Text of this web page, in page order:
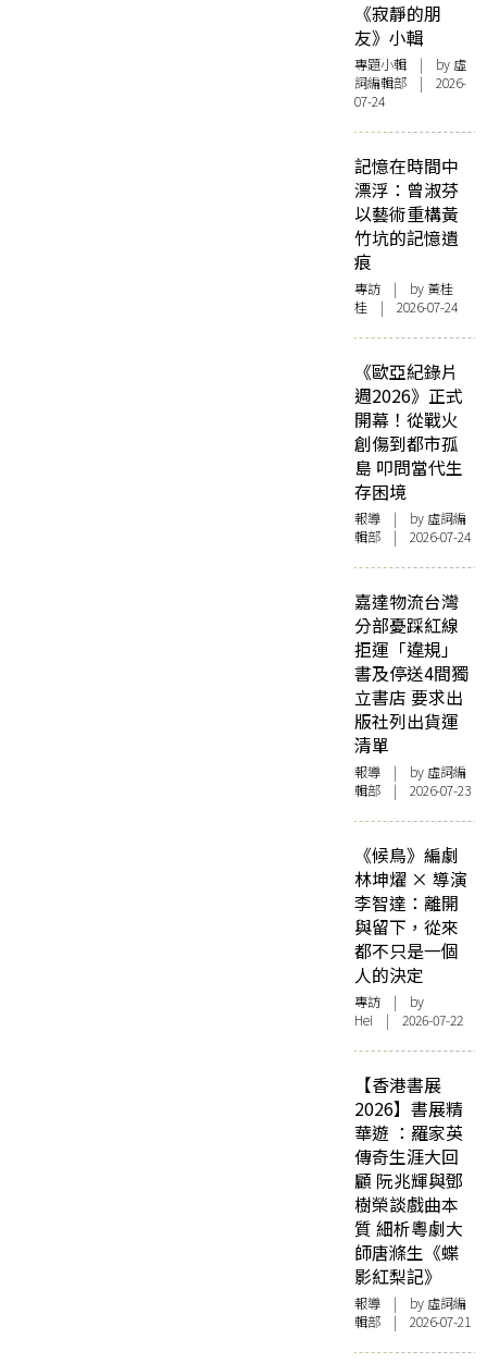
《寂靜的朋
友》小輯
專題小輯 | by 虛
詞編輯部 | 2026-
07-24
記憶在時間中
漂浮：曾淑芬
以藝術重構黃
竹坑的記憶遺
痕
專訪 | by 黃桂
桂 | 2026-07-24
《歐亞紀錄片
週2026》正式
開幕！從戰火
創傷到都市孤
島 叩問當代生
存困境
報導 | by 虛詞編
輯部 | 2026-07-24
嘉達物流台灣
分部憂踩紅線
拒運「違規」
書及停送4間獨
立書店 要求出
版社列出貨運
清單
報導 | by 虛詞編
輯部 | 2026-07-23
《候鳥》編劇
林坤燿 × 導演
李智達：離開
與留下，從來
都不只是一個
人的決定
專訪 | by
Hei | 2026-07-22
【香港書展
2026】書展精
華遊 ：羅家英
傳奇生涯大回
顧 阮兆輝與鄧
樹榮談戲曲本
質 細析粵劇大
師唐滌生《蝶
影紅梨記》
報導 | by 虛詞編
輯部 | 2026-07-21